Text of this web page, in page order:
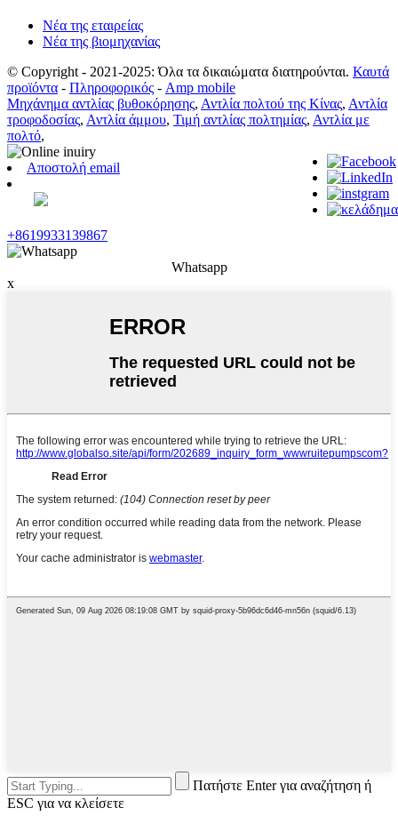
Νέα της εταιρείας
Νέα της βιομηχανίας
© Copyright - 2021-2025: Όλα τα δικαιώματα διατηρούνται. Καυτά
προϊόντα - Πληροφορικός - Amp mobile
Μηχάνημα αντλίας βυθοκόρησης, Αντλία πολτού της Κίνας, Αντλία
τροφοδοσίας, Αντλία άμμου, Τιμή αντλίας πολτημίας, Αντλία με
πολτό,
Αποστολή email
+8619933139867
Whatsapp
x
Πατήστε Enter για αναζήτηση ή
ESC για να κλείσετε